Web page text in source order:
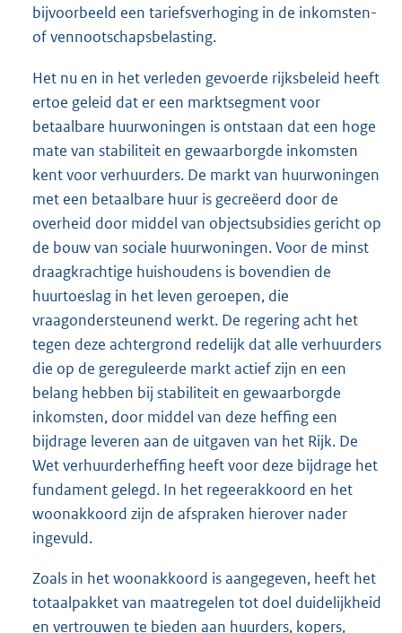
bijvoorbeeld een tariefsverhoging in de inkomsten-
of vennootschapsbelasting.
Het nu en in het verleden gevoerde rijksbeleid heeft
ertoe geleid dat er een marktsegment voor
betaalbare huurwoningen is ontstaan dat een hoge
mate van stabiliteit en gewaarborgde inkomsten
kent voor verhuurders. De markt van huurwoningen
met een betaalbare huur is gecreëerd door de
overheid door middel van objectsubsidies gericht op
de bouw van sociale huurwoningen. Voor de minst
draagkrachtige huishoudens is bovendien de
huurtoeslag in het leven geroepen, die
vraagondersteunend werkt. De regering acht het
tegen deze achtergrond redelijk dat alle verhuurders
die op de gereguleerde markt actief zijn en een
belang hebben bij stabiliteit en gewaarborgde
inkomsten, door middel van deze heffing een
bijdrage leveren aan de uitgaven van het Rijk. De
Wet verhuurderheffing heeft voor deze bijdrage het
fundament gelegd. In het regeerakkoord en het
woonakkoord zijn de afspraken hierover nader
ingevuld.
Zoals in het woonakkoord is aangegeven, heeft het
totaalpakket van maatregelen tot doel duidelijkheid
en vertrouwen te bieden aan huurders, kopers,